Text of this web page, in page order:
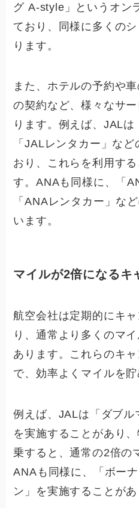
グ A-style」というオン
ており、同様に多くの
ります。
また、ホテルの予約や
の契約など、様々なサ
ります。例えば、JAL
「JALレンタカー」な
おり、これらを利用す
す。ANAも同様に、「
「ANAレンタカー」な
います。
マイルが2倍になるキ
航空会社は定期的にキ
り、通常より多くのマ
あります。これらのキ
で、効率よくマイルを貯
例えば、JALは「ダブル
を実施することがあり
乗すると、通常の2倍の
ANAも同様に、「ボー
ン」を実施することがあ